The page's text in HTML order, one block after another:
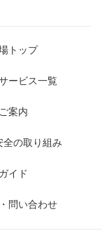
トップ
ービス一覧
案内
全の取り組み
イド
問い合わせ